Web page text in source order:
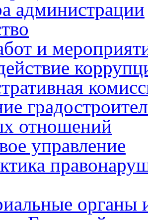
администрации
и
отношений
управление
органы